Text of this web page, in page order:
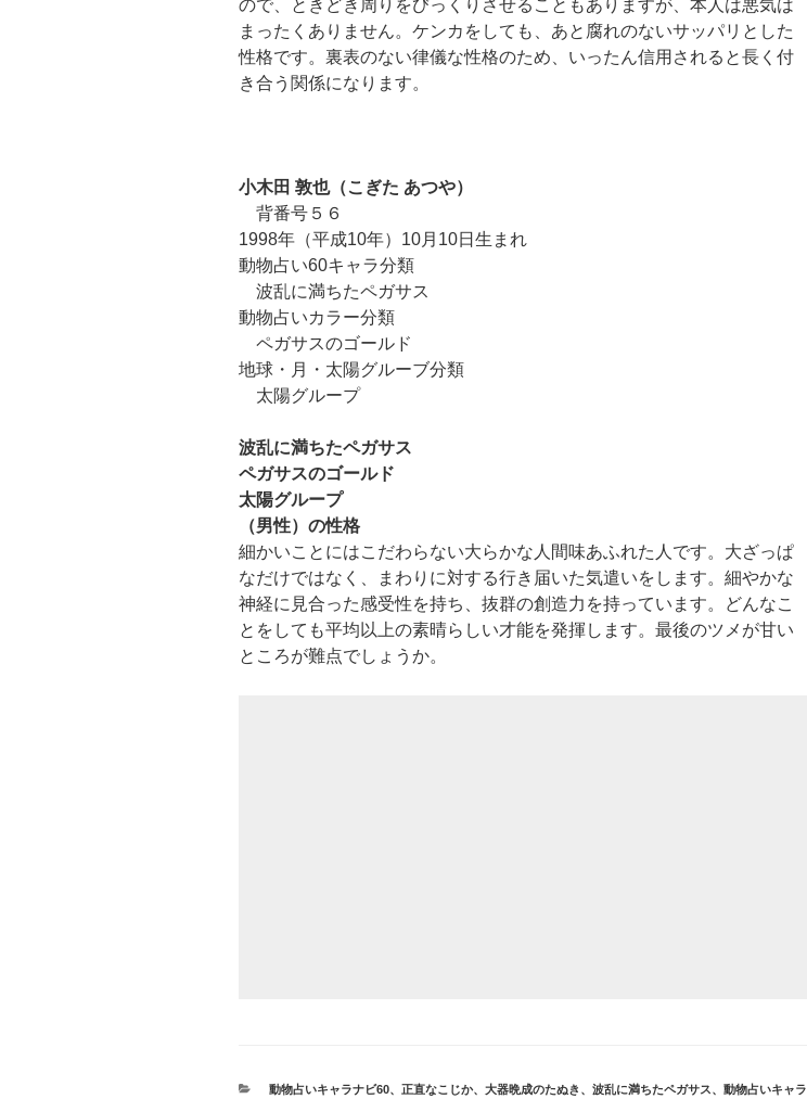
ので、ときどき周りをびっくりさせることもありますが、本人は悪気は
まったくありません。ケンカをしても、あと腐れのないサッパリとした
性格です。裏表のない律儀な性格のため、いったん信用されると長く付
き合う関係になります。
小木田 敦也（こぎた あつや）
背番号５６
1998年（平成10年）10月10日生まれ
動物占い60キャラ分類
波乱に満ちたペガサス
動物占いカラー分類
ペガサスのゴールド
地球・月・太陽グルーブ分類
太陽グループ
波乱に満ちたペガサス
ペガサスのゴールド
太陽グループ
（男性）の性格
細かいことにはこだわらない大らかな人間味あふれた人です。大ざっぱ
なだけではなく、まわりに対する行き届いた気遣いをします。細やかな
神経に見合った感受性を持ち、抜群の創造力を持っています。どんなこ
とをしても平均以上の素晴らしい才能を発揮します。最後のツメが甘い
ところが難点でしょうか。
カ
動物占いキャラナビ60、 正直なこじか、 大器晩成のたぬき 、 波乱に満ちたペガサス、 動物占いキャラ